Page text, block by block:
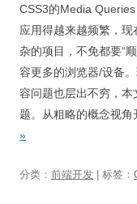
CSS3的Media
应用得越来越频繁，
杂的项目，不免都要“
容更多的浏览器/设备
容问题也层出不穷，
题。从粗略的概念视角
»
分类： 前端开发 | 标签：